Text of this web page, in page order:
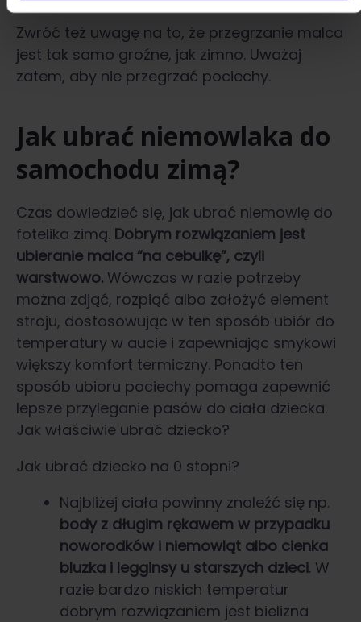
Zwróć też uwagę na to, że przegrzanie malca
jest tak samo groźne, jak zimno. Uważaj
zatem, aby nie przegrzać pociechy.
Jak ubrać niemowlaka do
samochodu zimą?
Czas dowiedzieć się, jak ubrać niemowlę do
fotelika zimą. Dobrym rozwiązaniem jest
ubieranie malca “na cebulkę”, czyli
warstwowo. Wówczas w razie potrzeby
można zdjąć, rozpiąć albo założyć element
stroju, dostosowując w ten sposób ubiór do
temperatury w aucie i zapewniając smykowi
większy komfort termiczny. Ponadto ten
sposób ubioru pociechy pomaga zapewnić
lepsze przyleganie pasów do ciała dziecka.
Jak właściwie ubrać dziecko?
Jak ubrać dziecko na 0 stopni?
Najbliżej ciała powinny znaleźć się np.
body z długim rękawem w przypadku
noworodków i niemowląt albo cienka
bluzka i legginsy u starszych dzieci. W
razie bardzo niskich temperatur
dobrym rozwiązaniem jest bielizna